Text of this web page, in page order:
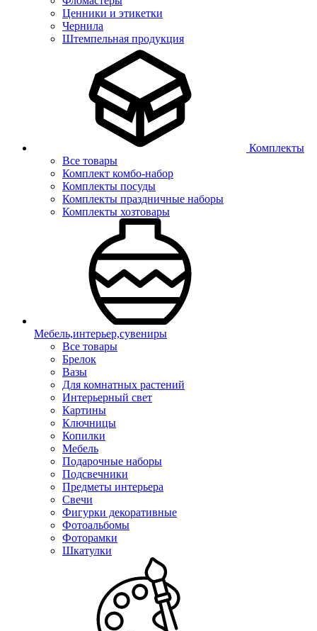
Ценники и этикетки
Чернила
Штемпельная продукция
Комплекты
Все товары
Комплект комбо-набор
Комплекты посуды
Комплекты праздничные наборы
Комплекты хозтовары
Мебель,интерьер,сувениры
Все товары
Брелок
Вазы
Для комнатных растений
Интерьерный свет
Картины
Ключницы
Копилки
Мебель
Подарочные наборы
Подсвечники
Предметы интерьера
Свечи
Фигурки декоративные
Фотоальбомы
Фоторамки
Шкатулки